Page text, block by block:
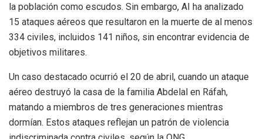
la población como escudos. Sin embargo, AI ha analizado
15 ataques aéreos que resultaron en la muerte de al menos
334 civiles, incluidos 141 niños, sin encontrar evidencia de
objetivos militares.
Un caso destacado ocurrió el 20 de abril, cuando un ataque
aéreo destruyó la casa de la familia Abdelal en Ráfah,
matando a miembros de tres generaciones mientras
dormían. Estos ataques reflejan un patrón de violencia